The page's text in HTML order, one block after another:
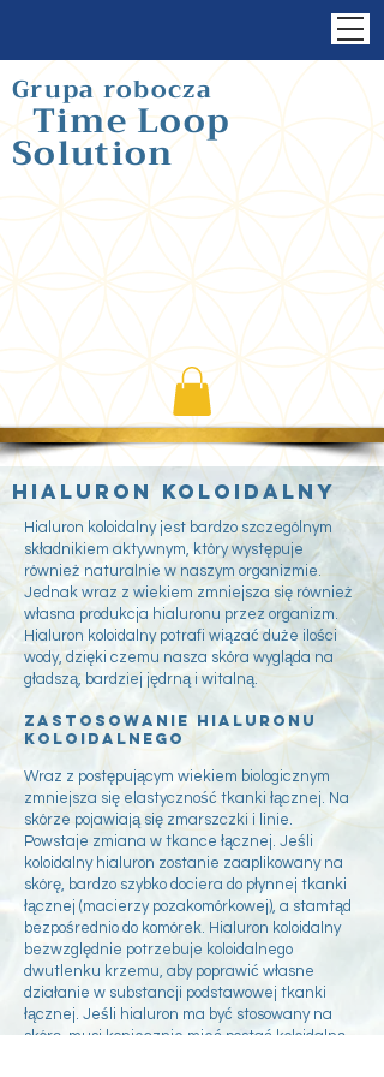
Grupa robocza
Time Loop
Solution
Hialuron koloidalny
Hialuron koloidalny jest bardzo szczególnym
składnikiem aktywnym, który występuje
również naturalnie w naszym organizmie.
Jednak wraz z wiekiem zmniejsza się również
własna produkcja hialuronu przez organizm.
Hialuron koloidalny potrafi wiązać duże ilości
wody, dzięki czemu nasza skóra wygląda na
gładszą, bardziej jędrną i witalną.
Zastosowanie hialuronu
koloidalnego
Wraz z postępującym wiekiem biologicznym
zmniejsza się elastyczność tkanki łącznej. Na
skórze pojawiają się zmarszczki i linie.
Powstaje zmiana w tkance łącznej. Jeśli
koloidalny hialuron zostanie zaaplikowany na
skórę, bardzo szybko dociera do płynnej tkanki
łącznej (macierzy pozakomórkowej), a stamtąd
bezpośrednio do komórek. Hialuron koloidalny
bezwzględnie potrzebuje koloidalnego
dwutlenku krzemu, aby poprawić własne
działanie w substancji podstawowej tkanki
łącznej. Jeśli hialuron ma być stosowany na
skórę, musi koniecznie mieć postać koloidalną.